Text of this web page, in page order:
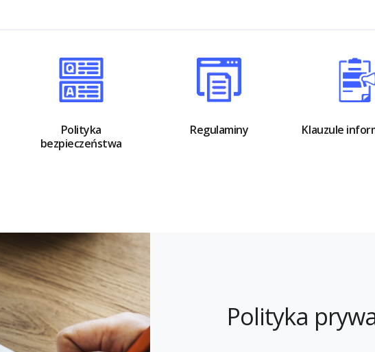
Polityka
bezpieczeństwa
Regulaminy Klauzule
Polityka